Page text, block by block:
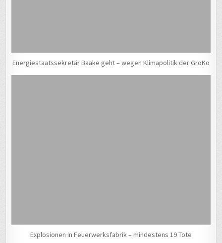
Energiestaatssekretär Baake geht – wegen Klimapolitik der GroKo
Explosionen in Feuerwerksfabrik – mindestens 19 Tote